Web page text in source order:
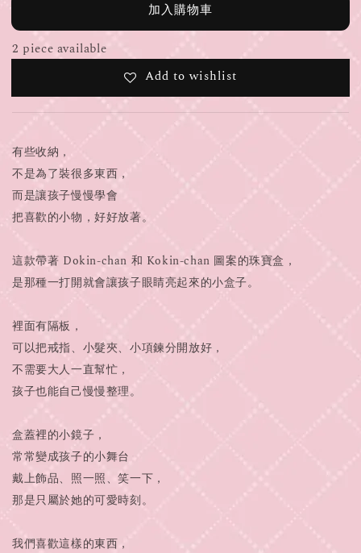
加入購物車
2 piece available
Add to wishlist
有些收納，
不是為了裝很多東西，
而是讓孩子慢慢學會
把喜歡的小物，好好放著。
這款帶著 Dokin-chan 和 Kokin-chan 圖案的珠寶盒，
是那種一打開就會讓孩子眼睛亮起來的小盒子。
裡面有隔板，
可以把戒指、小髮夾、小項鍊分開放好，
不需要大人一直幫忙，
孩子也能自己慢慢整理。
盒蓋裡的小鏡子，
常常變成孩子的小舞台
戴上飾品、照一照、笑一下，
那是只屬於她的可愛時刻。
我們喜歡這樣的東西，